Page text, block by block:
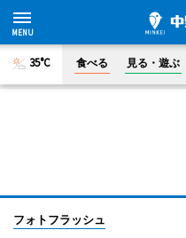
35°C 食べる 見る・遊ぶ
フォトフラッシュ